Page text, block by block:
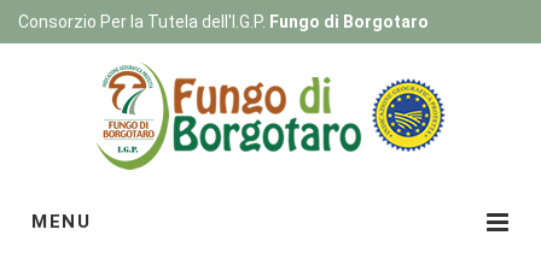
Consorzio Per la Tutela dell'I.G.P. Fungo di Borgotaro
MENU